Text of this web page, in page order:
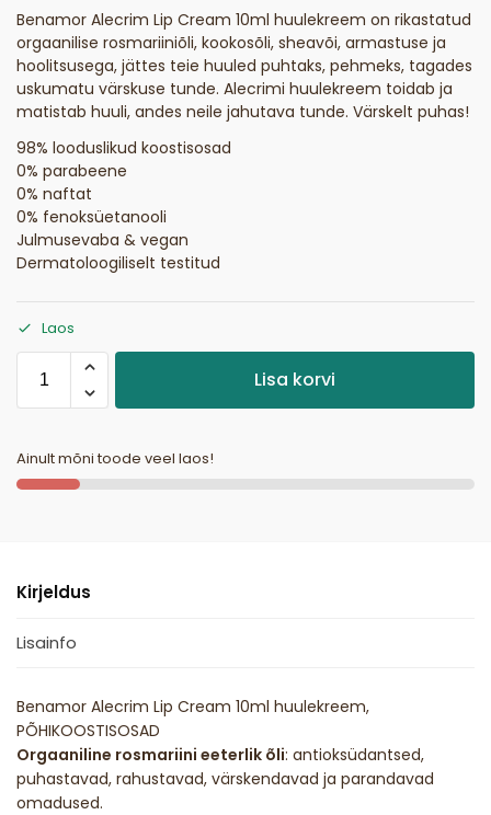
Benamor Alecrim Lip Cream 10ml huulekreem on rikastatud
orgaanilise rosmariiniõli, kookosõli, sheavõi, armastuse ja
hoolitsusega, jättes teie huuled puhtaks, pehmeks, tagades
uskumatu värskuse tunde. Alecrimi huulekreem toidab ja
matistab huuli, andes neile jahutava tunde. Värskelt puhas!
98% looduslikud koostisosad
0% parabeene
0% naftat
0% fenoksüetanooli
Julmusevaba & vegan
Dermatoloogiliselt testitud
Laos
Lisa korvi
Ainult mõni toode veel laos!
Kirjeldus
Lisainfo
Benamor Alecrim Lip Cream 10ml huulekreem,
PÕHIKOOSTISOSAD
Orgaaniline rosmariini eeterlik õli: antioksüdantsed,
puhastavad, rahustavad, värskendavad ja parandavad
omadused.